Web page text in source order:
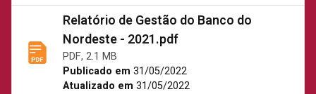
Relatório de Gestão do Banco do
Nordeste - 2021.pdf
PDF, 2.1 MB
Publicado em 31/05/2022
Atualizado em 31/05/2022